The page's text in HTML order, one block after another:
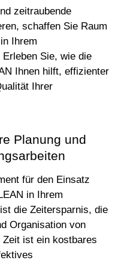
zeitraubende
schaffen Sie Raum
Ihrem
Sie, wie die
Ihnen hilft, effizienter
Ihrer
Planung und
für den Einsatz
in Ihrem
die Zeitersparnis, die
Organisation von
ist ein kostbares